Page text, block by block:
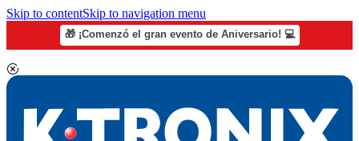
Skip to contentSkip to navigation menu
🎁 ¡Comenzó el gran evento de Aniversario! 💻